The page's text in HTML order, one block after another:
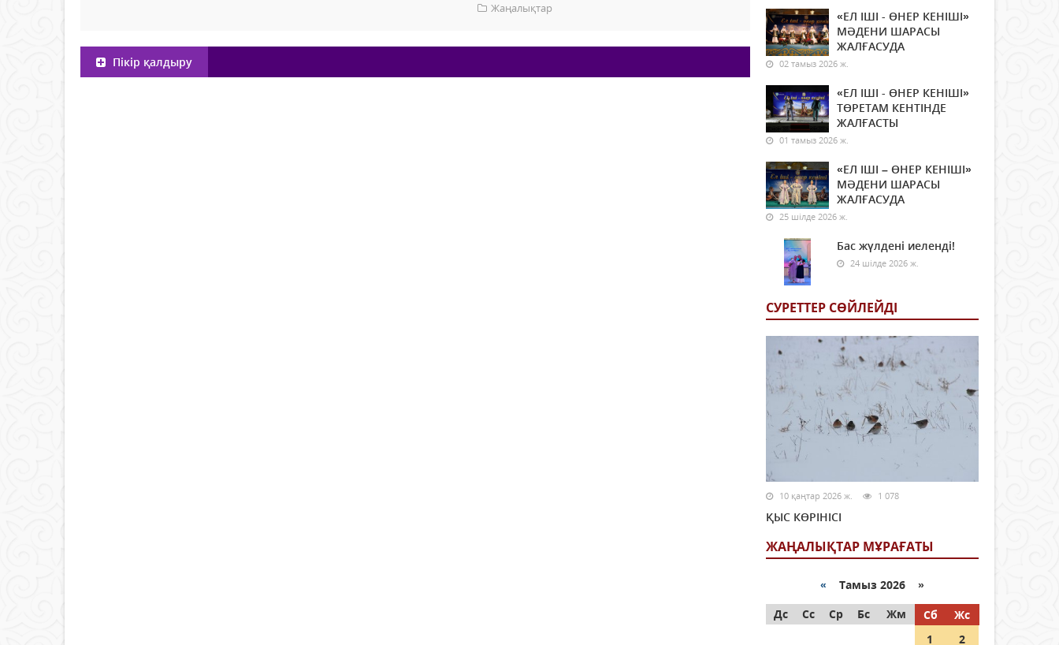
Жаңалықтар
Пікір қалдыру
«ЕЛ ІШІ - ӨНЕР КЕНІШІ»
МӘДЕНИ ШАРАСЫ
ЖАЛҒАСУДА
02 тамыз 2026 ж.
«ЕЛ ІШІ - ӨНЕР КЕНІШІ»
ТӨРЕТАМ КЕНТІНДЕ
ЖАЛҒАСТЫ
01 тамыз 2026 ж.
«ЕЛ ІШІ – ӨНЕР КЕНІШІ»
МӘДЕНИ ШАРАСЫ
ЖАЛҒАСУДА
25 шілде 2026 ж.
Бас жүлдені иеленді!
24 шілде 2026 ж.
СУРЕТТЕР СӨЙЛЕЙДI
10 қаңтар 2026 ж. 1 078
ҚЫС КӨРІНІСІ
ЖАҢАЛЫҚТАР МҰРАҒАТЫ
« Тамыз 2026 »
Дс
Сс Ср Бс Жм Сб
Жс
1
2